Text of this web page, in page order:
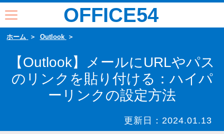
OFFICE54
ホーム Outlook
【Outlook】メールにURLやパス
のリンクを貼り付ける：ハイパ
ーリンクの設定方法
更新日： 2024.01.13